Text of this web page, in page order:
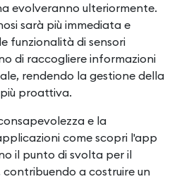
evolveranno ulteriormente.
sarà più immediata e
funzionalità di sensori
di raccogliere informazioni
rendendo la gestione della
proattiva.
e la
come scopri l'app
il punto di svolta per il
a costruire un